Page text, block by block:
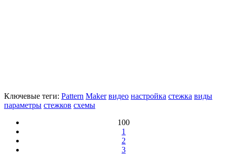
Ключевые теги: Pattern Maker видео настройка стежка виды
параметры стежков схемы
100
1
2
3